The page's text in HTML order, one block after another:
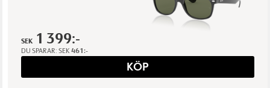
SEK 1 399:-
DU SPARAR: SEK 461:-
KÖP